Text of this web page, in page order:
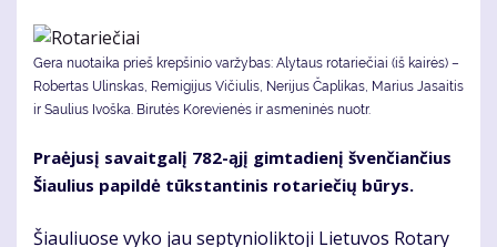
Gera nuotaika prieš krepšinio varžybas: Alytaus rotariečiai (iš kairės) –
Robertas Ulinskas, Remigijus Vičiulis, Nerijus Čaplikas, Marius Jasaitis
ir Saulius Ivoška. Bi­ru­tės Ko­re­vie­nės ir as­me­ni­nės nuotr.
Pra­ėju­sį sa­vait­ga­lį 782-ąjį gim­ta­die­nį šven­čian­čius
Šiau­lius pa­pil­dė tūks­tan­ti­nis ro­ta­rie­čių bū­rys.
Šiau­liuo­se vy­ko jau sep­ty­nio­lik­to­ji Lie­tu­vos Ro­ta­ry